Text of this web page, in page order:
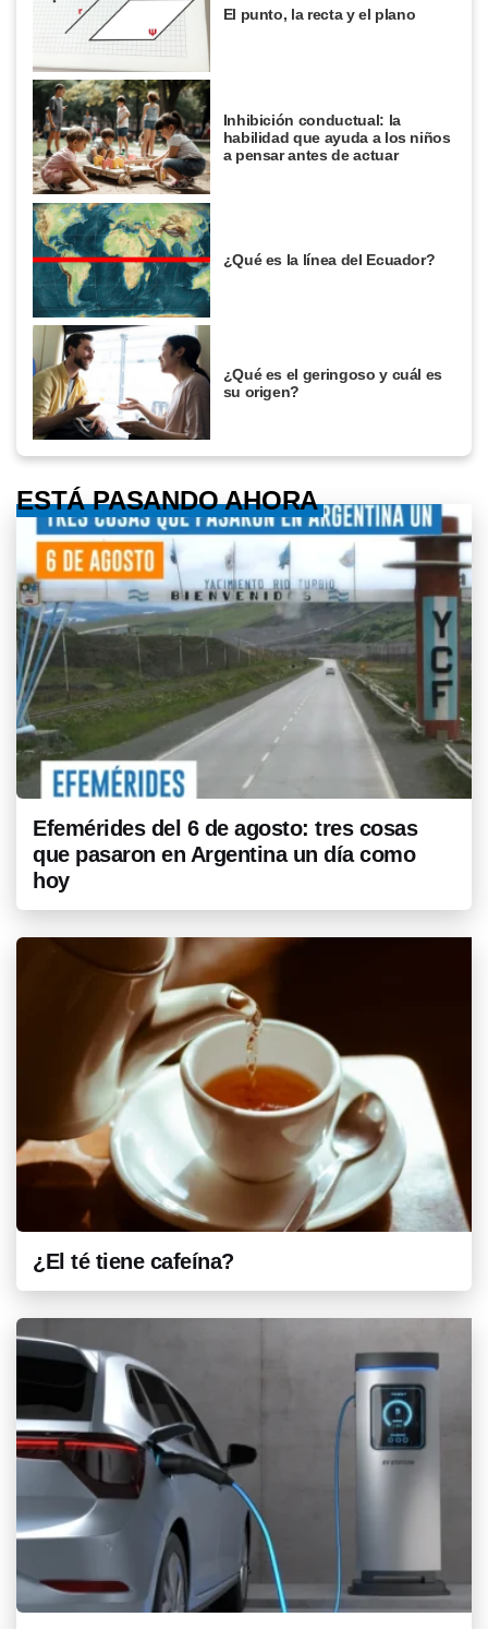
El punto, la recta y el plano
Inhibición conductual: la
habilidad que ayuda a los niños
a pensar antes de actuar
¿Qué es la línea del Ecuador?
¿Qué es el geringoso y cuál es
su origen?
ESTÁ PASANDO AHORA
Efemérides del 6 de agosto: tres cosas
que pasaron en Argentina un día como
hoy
¿El té tiene cafeína?